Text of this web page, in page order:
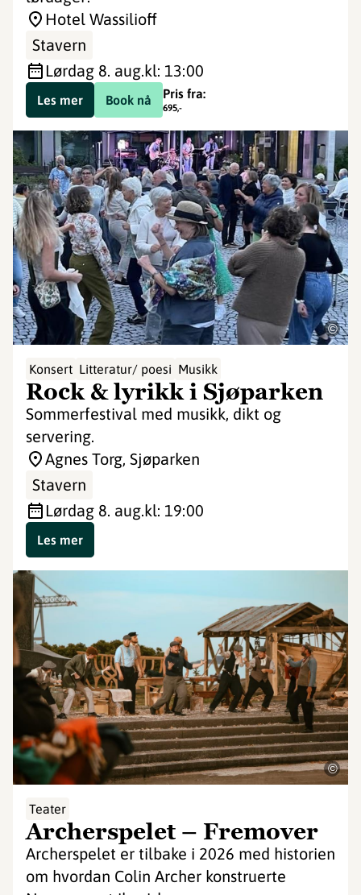
Hotel Wassilioff
Stavern
lørdag 8. aug.kl: 13:00
Book nå Pris fra:
695,-
Les mer
©
Konsert Litteratur/ poesi Musikk
Rock & lyrikk i Sjøparken
Sommerfestival med musikk, dikt og
servering.
Agnes Torg, Sjøparken
Stavern
lørdag 8. aug.kl: 19:00
Les mer
©
Teater
Archerspelet – Fremover
Archerspelet er tilbake i 2026 med historien
om hvordan Colin Archer konstruerte